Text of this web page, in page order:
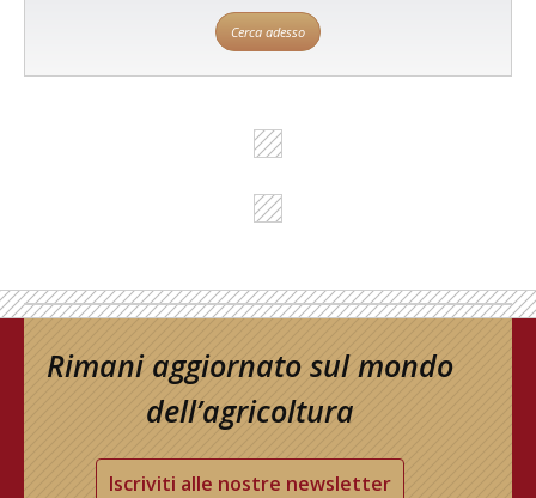
Cerca adesso
Rimani aggiornato sul mondo
dell’agricoltura
Iscriviti alle nostre newsletter